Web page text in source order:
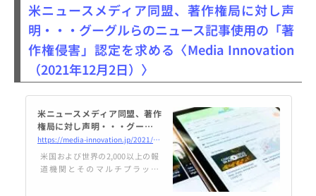
を指す。地下鉄の中でも、エレ
ベーターの中でも、会議や授業中
でさえ、いま中国では、どこにい
てもこの「低頭族」でひしめいて
いる。ではいったい携帯のスク
リーンで何をみているのだろう。
その中味が気...
米ニュースメディア同盟、著作権局に対し声
明・・・グーグルらのニュース記事使用の「著
作権侵害」認定を求める〈Media Innovation
（2021年12月2日）〉
米ニュースメディア同盟、著作
権局に対し声明・・・グーグル
らのニュース記事使用の「著作
権侵害」認定を求める | Media I
nnovation / デジタルメディア
のイノベーショ...
https://media-innovation.jp/2021/12/02/news-media-alliance-calls-for-u-s-copyright-office-to-make-key-updates/
米国および世界の2,000以上の報
道機関とそのマルチプラット